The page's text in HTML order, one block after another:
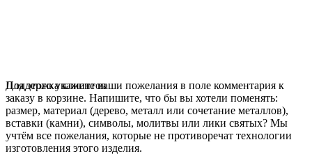
Для этого укажите ваши пожелания в поле комментария к
заказу в корзине. Напишите, что бы вы хотели поменять:
размер, материал (дерево, металл или сочетание металлов),
вставки (камни), символы, молитвы или лики святых? Мы
учтём все пожелания, которые не противоречат технологии
изготовления этого изделия.
Поддержка клиентов